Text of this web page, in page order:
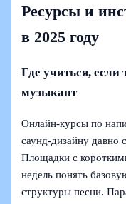
Ресурсы и
в 2025 году
Где учиться,
музыкант
Онлайн-курсы по
саунд-дизайну давно
Площадки с
недель понять
структуры песни.